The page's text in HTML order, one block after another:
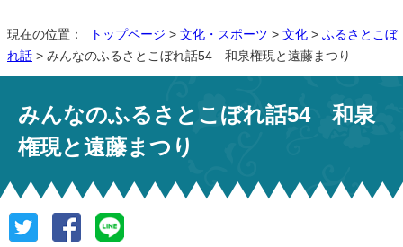
現在の位置： トップページ > 文化・スポーツ > 文化 > ふるさとこぼ
れ話 > みんなのふるさとこぼれ話54 和泉権現と遠藤まつり
みんなのふるさとこぼれ話54 和泉
権現と遠藤まつり